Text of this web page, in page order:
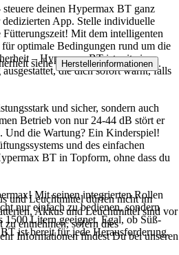
deinen Hypermax BT ganz
App. Stelle individuelle
Mit dem intelligenten
optimale Bedingungen rund um die
– Hypermax BT ist mit einer
die dich sofort warnt, falls
und sicher, sondern auch
Betrieb von nur 24-44 dB stört er
Und die Wartung? Ein Kinderspiel!
und des einfachen
BT in Topform, ohne dass du
Mit seinen integrierten Rollen
nur einfach zu bedienen, sondern
1500 Litern geeignet. Egal, ob Süß-
ist bereit für jede Herausforderung.
siehe Herstellerinformationen .
und Leuchtmittel dürfen nicht im
Akkus und Leuchtmittel sind vor
zu entnehmen, sofern dies
Informationen findest Du bei unseren